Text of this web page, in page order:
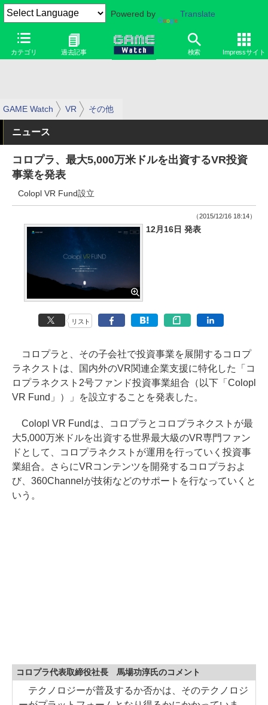
Powered by Translate
カテゴリ 過去記事 検索 Impressサイト
GAME Watch VR その他
ニュース
コロプラ、最大5,000万米ドルを出資するVR投資
事業を発表
Colopl VR Fund設立
（2015/12/16 18:14）
12月16日 発表
リスト
コロプラと、その子会社で投資事業を展開するコロプ
ラネクストは、国内外のVR関連企業支援に特化した「コ
ロプラネクスト2号ファンド投資事業組合（以下「Colopl
VR Fund」）」を設立することを発表した。
Colopl VR Fundは、コロプラとコロプラネクストが最
大5,000万米ドルを出資する世界最大級のVR専門ファン
ドとして、コロプラネクストが運用を行っていく投資事
業組合。さらにVRコンテンツを開発するコロプラおよ
び、360Channelが技術などのサポートを行なっていくと
いう。
コロプラ代表取締役社長 馬場功淳氏のコメント
テクノロジーが普及するか否かは、そのテクノロジ